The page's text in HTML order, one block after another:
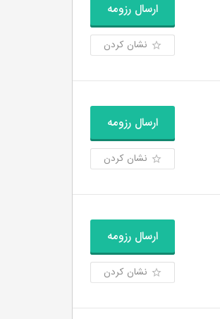
ارسال رزومه
نشان کردن
ارسال رزومه
نشان کردن
ارسال رزومه
نشان کردن